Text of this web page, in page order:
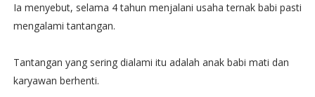
Ia menyebut, selama 4 tahun menjalani usaha ternak babi pasti
mengalami tantangan.
Tantangan yang sering dialami itu adalah anak babi mati dan
karyawan berhenti.